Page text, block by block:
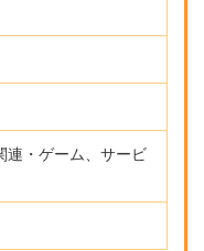
連・ゲーム、サービ